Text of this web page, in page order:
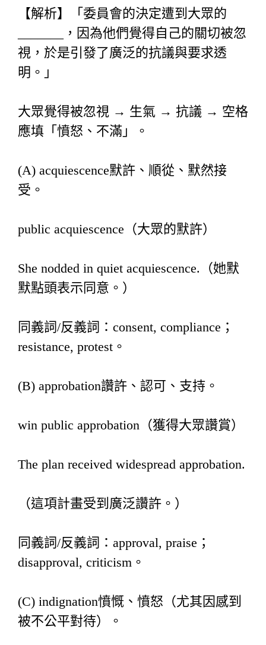
【解析】「委員會的決定遭到大眾的
_______，因為他們覺得自己的關切被忽
視，於是引發了廣泛的抗議與要求透
明。」
大眾覺得被忽視 → 生氣 → 抗議 → 空格
應填「憤怒、不滿」。
(A) acquiescence默許、順從、默然接
受。
public acquiescence（大眾的默許）
She nodded in quiet acquiescence.（她默
默點頭表示同意。）
同義詞/反義詞：consent, compliance；
resistance, protest。
(B) approbation讚許、認可、支持。
win public approbation（獲得大眾讚賞）
The plan received widespread approbation.
（這項計畫受到廣泛讚許。）
同義詞/反義詞：approval, praise；
disapproval, criticism。
(C) indignation憤慨、憤怒（尤其因感到
被不公平對待）。